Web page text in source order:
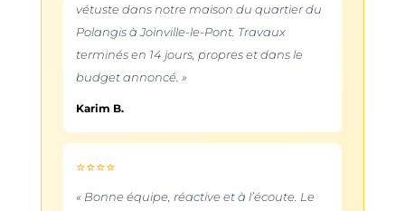
vétuste dans notre maison du quartier du
Polangis à Joinville-le-Pont. Travaux
terminés en 14 jours, propres et dans le
budget annoncé. »
Karim B.
⭐⭐⭐⭐
« Bonne équipe, réactive et à l’écoute. Le